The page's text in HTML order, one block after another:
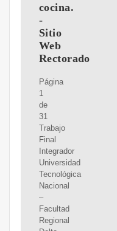
cocina.
-
Sitio
Web
Rectorado
Página
1
de
31
Trabajo
Final
Integrador
Universidad
Tecnológica
Nacional
–
Facultad
Regional